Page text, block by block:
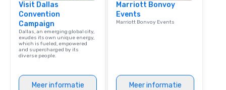
signature dishes at
person with tax and
at various stops. Build Your Network
Visit Dallas
Convention
Campaign
Dallas, an emerging global city,
exudes its own unique energy,
which is fueled, empowered
and supercharged by its
diverse people.
Meer informatie
Marriott Bonvoy
Events
Marriott Bonvoy Events
Meer informatie